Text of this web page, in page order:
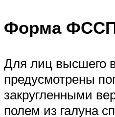
Форма
Для лиц высшего
предусмотрены
закругленными
полем из галуна